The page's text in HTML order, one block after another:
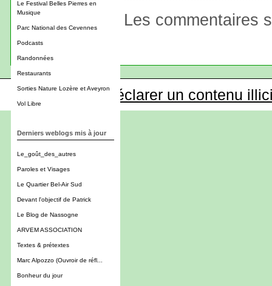
Le Festival Belles Pierres en
Musique
Parc National des Cevennes
Podcasts
Randonnées
Restaurants
Sorties Nature Lozère et Aveyron
Vol Libre
Derniers weblogs mis à jour
Le_goût_des_autres
Paroles et Visages
Le Quartier Bel-Air Sud
Devant l'objectif de Patrick
Le Blog de Nassogne
ARVEM ASSOCIATION
Textes & prétextes
Marc Alpozzo (Ouvroir de réfl...
Bonheur du jour
Les commentaires
Déclarer un contenu